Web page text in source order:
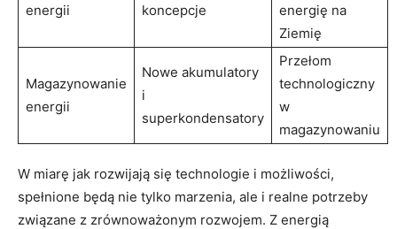
energii
koncepcje
energię na
Ziemię
Magazynowanie
energii
Nowe akumulatory
i
superkondensatory
Przełom
technologiczny
w
magazynowaniu
W miarę jak rozwijają się technologie i możliwości,
spełnione będą nie tylko marzenia, ale i realne potrzeby
związane z zrównoważonym rozwojem. Z energią